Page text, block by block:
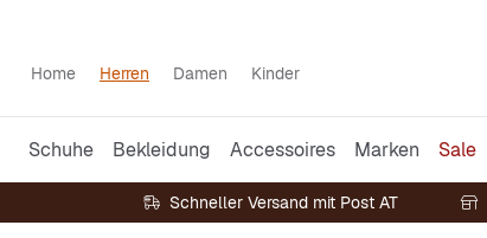
Home Herren Damen Kinder
Schuhe Bekleidung Accessoires Marken Sale
Schneller Versand mit Post AT